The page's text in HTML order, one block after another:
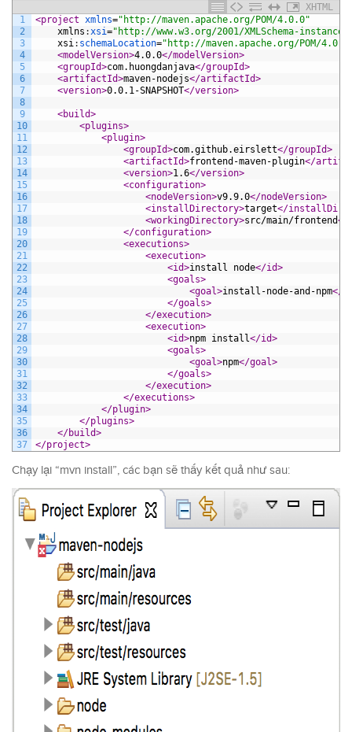
XHTML
1
2
3
4
5
6
7
8
9
10
11
12
13
14
15
16
17
18
19
20
21
22
23
24
25
26
27
28
29
30
31
32
33
34
35
36
37
<project xmlns="http://maven.apache.org/POM/4.0.0"
xmlns : xsi="http://www.w3.org/2001/XMLSchema-instance"
xsi : schemaLocation="http://maven.apache.org/POM/
<modelVersion>4.0.0</modelVersion>
<groupId>com.huongdanjava</groupId>
<artifactId>maven-nodejs</artifactId>
<version>0.0.1-SNAPSHOT</version>
<build>
<plugins>
<plugin>
<groupId>com.github.eirslett</groupId>
<artifactId>frontend-maven-plugin</
<version>1.6</version>
<configuration>
<nodeVersion>v9.9.0</nodeVersion>
<installDirectory>target</
<workingDirectory>src/main/frontend</
</configuration>
<executions>
<execution>
<id>install node</id>
<goals>
<goal>install-node-and-npm</
</goals>
</execution>
<execution>
<id>npm install</id>
<goals>
<goal>npm</goal>
</goals>
</execution>
</executions>
</plugin>
</plugins>
</build>
</project>
Chạy lại “mvn install”, các bạn sẽ thấy kết quả như sau: